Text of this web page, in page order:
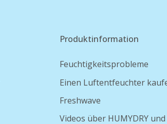
Produktinformation
Feuchtigkeitsprobleme
Einen Luftentfeuchter
Freshwave
Videos über HUMYDRY